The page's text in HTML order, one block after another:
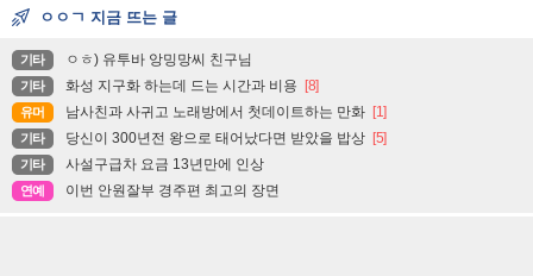
ㅇㅇㄱ 지금 뜨는 글
기타 ㅇㅎ) 유투바 앙밍망씨 친구님
기타 화성 지구화 하는데 드는 시간과 비용 [8]
유머 남사친과 사귀고 노래방에서 첫데이트하는 만화 [1]
기타 당신이 300년전 왕으로 태어났다면 받았을 밥상 [5]
기타 사설구급차 요금 13년만에 인상
연예 이번 안원잘부 경주편 최고의 장면